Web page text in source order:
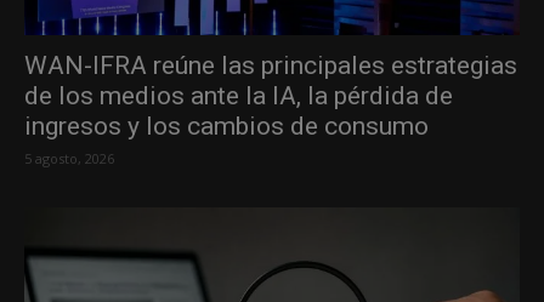
WAN-IFRA reúne las principales estrategias
de los medios ante la IA, la pérdida de
ingresos y los cambios de consumo
5 agosto, 2026